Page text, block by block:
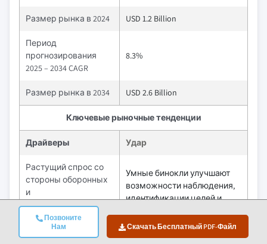
Позвоните
Нам
Скачать Бесплатный PDF-Файл
Размер рынка в 2024 USD 1.2 Billion
Период
прогнозирования
2025 – 2034 CAGR
8.3%
Размер рынка в 2034 USD 2.6 Billion
Ключевые рыночные тенденции
Драйверы Удар
Растущий спрос со
стороны оборонных
и
правоохранительных
органов
Умные бинокли улучшают
возможности наблюдения,
идентификации целей и
Растущий интерес Рост приключенческого